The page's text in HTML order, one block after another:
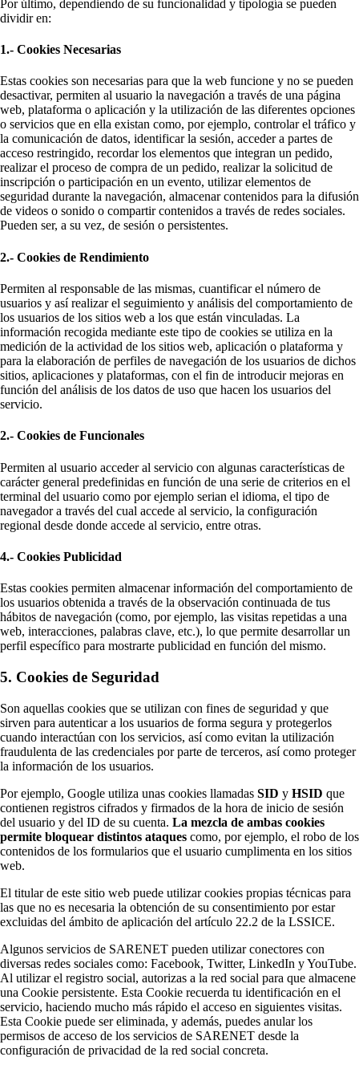
Por último, dependiendo de su funcionalidad y tipología se pueden
dividir en:
1.- Cookies Necesarias
Estas cookies son necesarias para que la web funcione y no se pueden
desactivar, permiten al usuario la navegación a través de una página
web, plataforma o aplicación y la utilización de las diferentes opciones
o servicios que en ella existan como, por ejemplo, controlar el tráfico y
la comunicación de datos, identificar la sesión, acceder a partes de
acceso restringido, recordar los elementos que integran un pedido,
realizar el proceso de compra de un pedido, realizar la solicitud de
inscripción o participación en un evento, utilizar elementos de
seguridad durante la navegación, almacenar contenidos para la difusión
de videos o sonido o compartir contenidos a través de redes sociales.
Pueden ser, a su vez, de sesión o persistentes.
2.- Cookies de Rendimiento
Permiten al responsable de las mismas, cuantificar el número de
usuarios y así realizar el seguimiento y análisis del comportamiento de
los usuarios de los sitios web a los que están vinculadas. La
información recogida mediante este tipo de cookies se utiliza en la
medición de la actividad de los sitios web, aplicación o plataforma y
para la elaboración de perfiles de navegación de los usuarios de dichos
sitios, aplicaciones y plataformas, con el fin de introducir mejoras en
función del análisis de los datos de uso que hacen los usuarios del
servicio.
2.- Cookies de Funcionales
Permiten al usuario acceder al servicio con algunas características de
carácter general predefinidas en función de una serie de criterios en el
terminal del usuario como por ejemplo serian el idioma, el tipo de
navegador a través del cual accede al servicio, la configuración
regional desde donde accede al servicio, entre otras.
4.- Cookies Publicidad
Estas cookies permiten almacenar información del comportamiento de
los usuarios obtenida a través de la observación continuada de tus
hábitos de navegación (como, por ejemplo, las visitas repetidas a una
web, interacciones, palabras clave, etc.), lo que permite desarrollar un
perfil específico para mostrarte publicidad en función del mismo.
5. Cookies de Seguridad
Son aquellas cookies que se utilizan con fines de seguridad y que
sirven para autenticar a los usuarios de forma segura y protegerlos
cuando interactúan con los servicios, así como evitan la utilización
fraudulenta de las credenciales por parte de terceros, así como proteger
la información de los usuarios.
Por ejemplo, Google utiliza unas cookies llamadas SID y HSID que
contienen registros cifrados y firmados de la hora de inicio de sesión
del usuario y del ID de su cuenta. La mezcla de ambas cookies
permite bloquear distintos ataques como, por ejemplo, el robo de los
contenidos de los formularios que el usuario cumplimenta en los sitios
web.
El titular de este sitio web puede utilizar cookies propias técnicas para
las que no es necesaria la obtención de su consentimiento por estar
excluidas del ámbito de aplicación del artículo 22.2 de la LSSICE.
Algunos servicios de SARENET pueden utilizar conectores con
diversas redes sociales como: Facebook, Twitter, LinkedIn y YouTube.
Al utilizar el registro social, autorizas a la red social para que almacene
una Cookie persistente. Esta Cookie recuerda tu identificación en el
servicio, haciendo mucho más rápido el acceso en siguientes visitas.
Esta Cookie puede ser eliminada, y además, puedes anular los
permisos de acceso de los servicios de SARENET desde la
configuración de privacidad de la red social concreta.